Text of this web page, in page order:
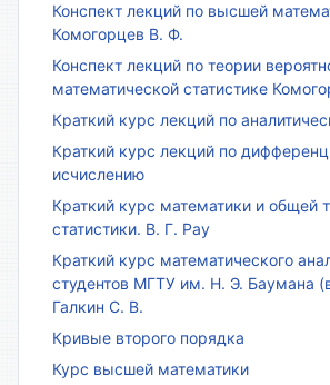
Конспект лекций по высшей
Комогорцев В. Ф.
Конспект лекций по теории
математической статистике
Краткий курс лекций по
Краткий курс лекций по
исчислению
Краткий курс математики и общей
статистики. В. Г. Рау
Краткий курс математического
студентов МГТУ им. Н. Э. Баумана
Галкин С. В.
Кривые второго порядка
Курс высшей математики